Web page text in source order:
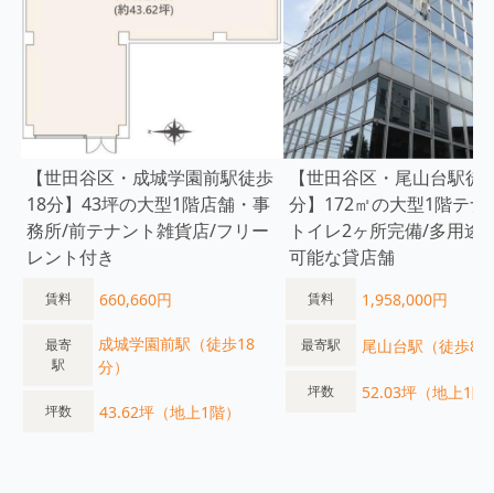
【世田谷区・成城学園前駅徒歩
18分】43坪の大型1階店舗・事
務所/前テナント雑貨店/フリー
レント付き
賃料 660,660円
最寄
駅
成城学園前駅（徒歩18
分）
坪数 43.62坪（地上1階）
【世田谷区・尾山台駅徒
分】172㎡の大型1階テナ
トイレ2ヶ所完備/多用途
可能な貸店舗
賃料 1,958,000円
最寄駅 尾山台駅（徒歩8
坪数 52.03坪（地上1階